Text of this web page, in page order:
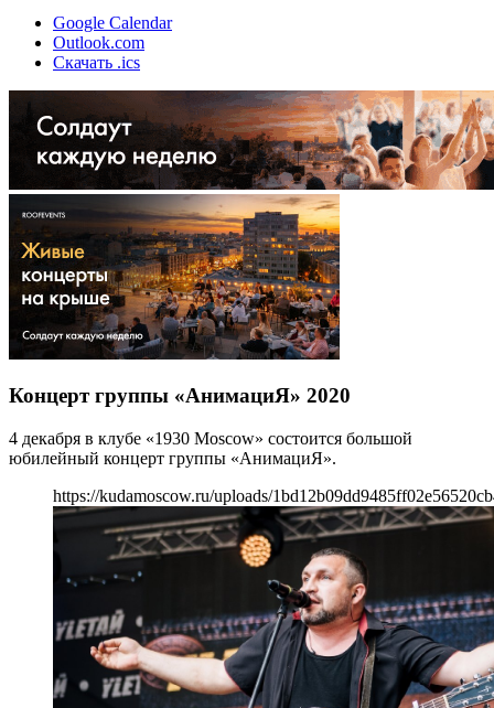
Google Calendar
Outlook.com
Скачать .ics
Концерт группы «АнимациЯ» 2020
4 декабря в клубе «1930 Moscow» состоится большой
юбилейный концерт группы «АнимациЯ».
https://kudamoscow.ru/uploads/